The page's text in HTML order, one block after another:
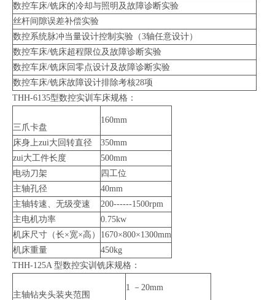
数控车床/铣床的冷却与照明及故障诊断实验
丝杆间隙误差补偿实验
数控系统脉冲当量设计控制实验（3轴任意设计）
数控车床/铣床超程限位及故障诊断实验
数控车床/铣床回零点设计及故障诊断实验
数控车床/铣床故障设计排除考核28项
THH-6135型数控实训车床规格：
三爪卡盘
160mm
床身上zui大回转直径
350mm
zui大工件长度
500mm
电动刀架
四工位
主轴孔径
40mm
主轴转速、无级变速
200------1500rpm
主电机功率
0.75kw
机床尺寸（长×宽×高）
1670×800×1300mm
机床重量
450kg
THH-125A 型数控实训铣床规格：
主轴钻夹头装夹范围
1 －20mm